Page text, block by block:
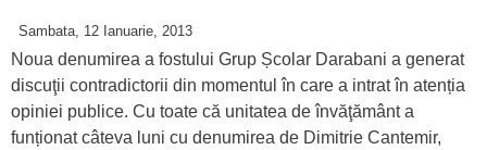
Sambata, 12 Ianuarie, 2013
Noua denumirea a fostului Grup Școlar Darabani a generat
discuţii contradictorii din momentul în care a intrat în atenția
opiniei publice. Cu toate că unitatea de învăţământ a
funționat câteva luni cu denumirea de Dimitrie Cantemir,